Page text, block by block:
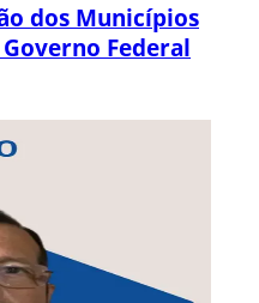
dos Municípios
Federal